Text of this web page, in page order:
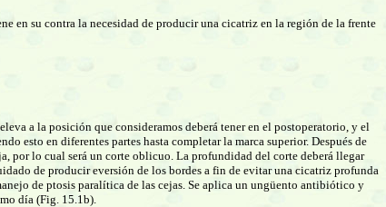
en su contra la necesidad de producir una cicatriz en la región de la frente
a la posición que consideramos deberá tener en el postoperatorio, y el
esto en diferentes partes hasta completar la marca superior. Después de
por lo cual será un corte oblicuo. La profundidad del corte deberá llegar
de producir eversión de los bordes a fin de evitar una cicatriz profunda
de ptosis paralítica de las cejas. Se aplica un ungüento antibiótico y
día (Fig. 15.1b).